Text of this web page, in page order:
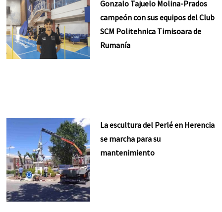
Gonzalo Tajuelo Molina-Prados
campeón con sus equipos del Club
SCM Politehnica Timisoara de
Rumanía
La escultura del Perlé en Herencia
se marcha para su
mantenimiento